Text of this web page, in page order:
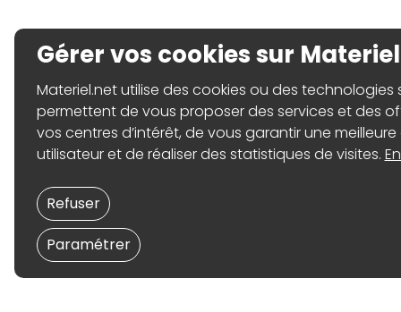
Gérer vos cookies sur
Materiel.net utilise des cookies ou des technologies
permettent de vous proposer des services et des
vos centres d’intérêt, de vous garantir une
utilisateur et de réaliser des statistiques de visites.
Paramétrer
Refuser